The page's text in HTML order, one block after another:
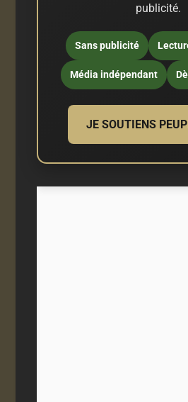
publicité.
Sans publicité
Média indépendant
JE SOUTIENS